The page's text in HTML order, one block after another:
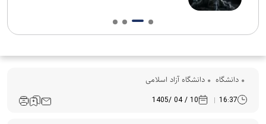
دانشگاه دانشگاه آزاد اسلامی
16:37
10 / 04 /1405